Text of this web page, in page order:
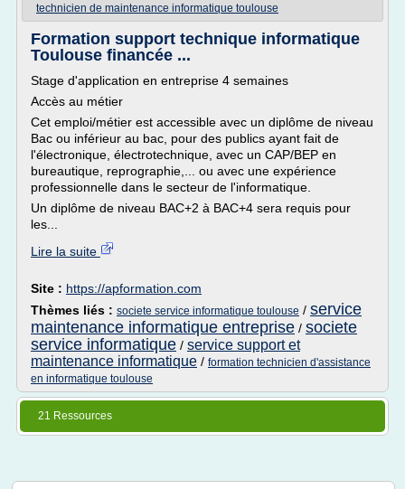
technicien de maintenance informatique toulouse
Formation support technique informatique
Toulouse financée ...
Stage d'application en entreprise 4 semaines
Accès au métier
Cet emploi/métier est accessible avec un diplôme de niveau
Bac ou inférieur au bac, pour des publics ayant fait de
l'électronique, électrotechnique, avec un CAP/BEP en
bureautique, reprographie,... ou avec une expérience
professionnelle dans le secteur de l'informatique.
Un diplôme de niveau BAC+2 à BAC+4 sera requis pour
les...
Lire la suite
Site : https://apformation.com
Thèmes liés : societe service informatique toulouse / service
maintenance informatique entreprise / societe
service informatique / service support et
maintenance informatique / formation technicien d'assistance
en informatique toulouse
21 Ressources